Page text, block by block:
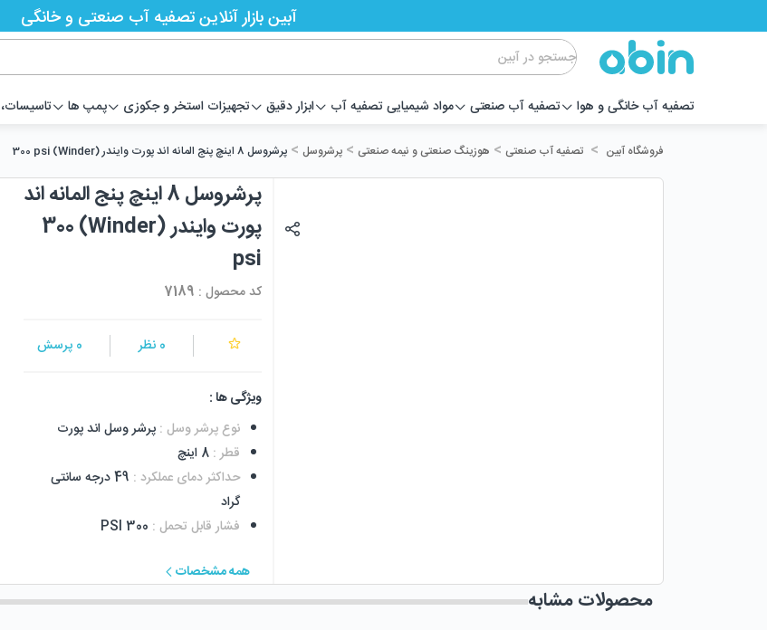
تصفیه آب خانگی و هوا تصفیه آب صنعتی مواد شیمیایی تصفیه آب ابزار دقیق تجهیزات استخر و جکوزی پمپ ها
آبین بازار آنلاین تصفیه آب صنعتی و خانگی
فروشگاه آبین > تصفیه آب صنعتی > هوزینگ صنعتی و نیمه صنعتی > پرشروسل > پرشروسل 8 اینچ پنج المانه اند پورت وایندر (Winder) 300 psi
پرشروسل 8 اینچ پنج المانه اند
پورت وایندر (Winder) 300
psi
کد محصول : 7189
0 نظر 0 پرسش
ویژگی ها :
نوع پرشر وسل : پرشر وسل اند پورت
قطر: 8 اینچ
حداکثر دمای عملکرد:
49 درجه سانتی
گراد
فشار قابل تحمل :
300 PSI
همه مشخصات
محصولات مشابه